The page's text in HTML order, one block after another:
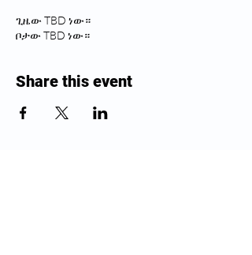
ጊዜው TBD ነው።
ቦታው TBD ነው።
Share this event